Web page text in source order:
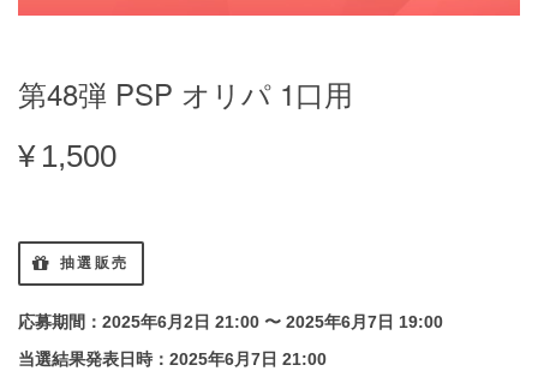
第48弾 PSP オリパ 1口用
¥1,500
抽選販売
応募期間：2025年6月2日 21:00 〜 2025年6月7日 19:00
当選結果発表日時：2025年6月7日 21:00